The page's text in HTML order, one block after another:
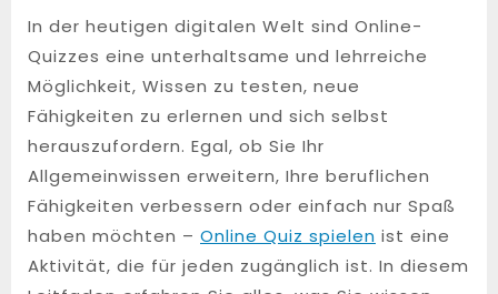
In der heutigen digitalen Welt sind Online-
Quizzes eine unterhaltsame und lehrreiche
Möglichkeit, Wissen zu testen, neue
Fähigkeiten zu erlernen und sich selbst
herauszufordern. Egal, ob Sie Ihr
Allgemeinwissen erweitern, Ihre beruflichen
Fähigkeiten verbessern oder einfach nur Spaß
haben möchten – Online Quiz spielen ist eine
Aktivität, die für jeden zugänglich ist. In diesem